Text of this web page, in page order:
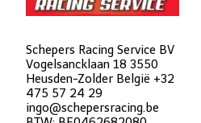
Schepers Racing Service BV
Vogelsancklaan 18 3550
Heusden-Zolder België +32
475 57 24 29
ingo@schepersracing.be